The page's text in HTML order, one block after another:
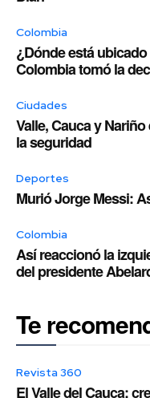
Colombia
¿Dónde está
Colombia tomó la
Ciudades
Valle, Cauca y
la seguridad
Deportes
Murió Jorge Messi:
Colombia
Así reaccionó la
del presidente
Te
Revista 360
El Valle del Cauca: